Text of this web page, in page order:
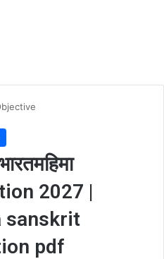
2027 |
sanskrit
pdf